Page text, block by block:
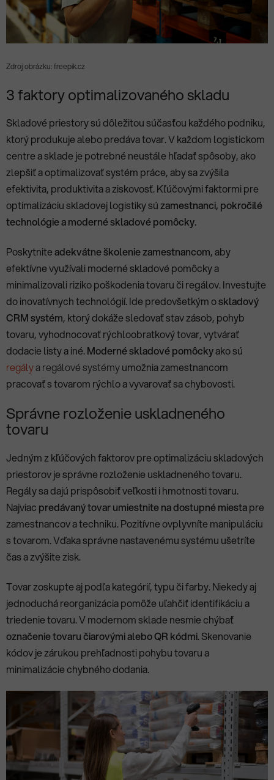
Zdroj obrázku: freepik.cz
3 faktory optimalizovaného skladu
Skladové priestory sú dôležitou súčasťou každého podniku,
ktorý produkuje alebo predáva tovar. V každom logistickom
centre a sklade je potrebné neustále hľadať spôsoby, ako
zlepšiť a optimalizovať systém práce, aby sa zvýšila
efektivita, produktivita a ziskovosť. Kľúčovými faktormi pre
optimalizáciu skladovej logistiky súzamestnanci, pokročilé
technológie a moderné skladové pomôcky.
Poskytniteadekvátne školenie zamestnancom, aby
efektívne využívali moderné skladové pomôcky a
minimalizovali riziko poškodenia tovaru či regálov. Investujte
do inovatívnych technológií. Ide predovšetkým oskladový
CRM systém, ktorý dokáže sledovať stav zásob, pohyb
tovaru, vyhodnocovať rýchloobratkový tovar, vytvárať
dodacie listy a iné.Moderné skladové pomôckyako sú
regálya regálové systémyumožnia zamestnancom
pracovať s tovarom rýchlo a vyvarovať sa chybovosti.
Správne rozloženie uskladneného
tovaru
Jedným z kľúčových faktorov pre optimalizáciu skladových
priestorov je správne rozloženie uskladneného tovaru.
Regály sa dajú prispôsobiť veľkosti i hmotnosti tovaru.
Najviac predávaný tovar umiestnite na dostupné miestapre
zamestnancov a techniku. Pozitívne ovplyvníte manipuláciu
s tovarom. Vďaka správne nastavenému systému ušetríte
čas a zvýšite zisk.
Tovar zoskupte aj podľa kategórií, typu či farby. Niekedy aj
jednoduchá reorganizácia pomôže uľahčiť identifikáciu a
triedenie tovaru. V modernom sklade nesmie chýbať
označenie tovaru čiarovými alebo QR kódmi. Skenovanie
kódov je zárukou prehľadnosti pohybu tovaru a
minimalizácie chybného dodania.